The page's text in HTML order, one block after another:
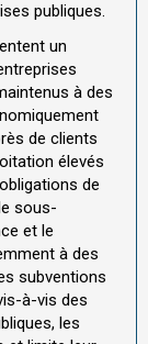
publiques.
un
à des
de clients
élevés
de
sous-
et le
à des
subventions
à-vis des
les